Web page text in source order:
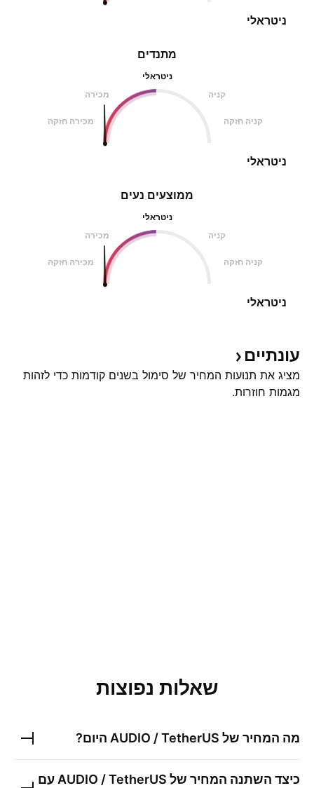
מתנדים
ניטראלי
מכירה
קניה
מכירה חזקה קניה חזקה
ניטראלי
ניטראלי
ממוצעים נעים
ניטראלי
מכירה
קניה
מכירה חזקה קניה חזקה
ניטראלי
עונתיים
מציג את תנועות המחיר של סימול בשנים קודמות כדי לזהות
מגמות חוזרות.
שאלות נפוצות
מה המחיר של AUDIO / TetherUS היום?
כיצד השתנה המחיר של AUDIO / TetherUS עם